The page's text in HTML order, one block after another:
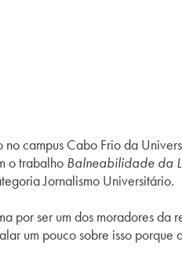
campus Cabo Frio da
o trabalho Balneabilidade da
Jornalismo Universitário.
por ser um dos moradores
um pouco sobre isso